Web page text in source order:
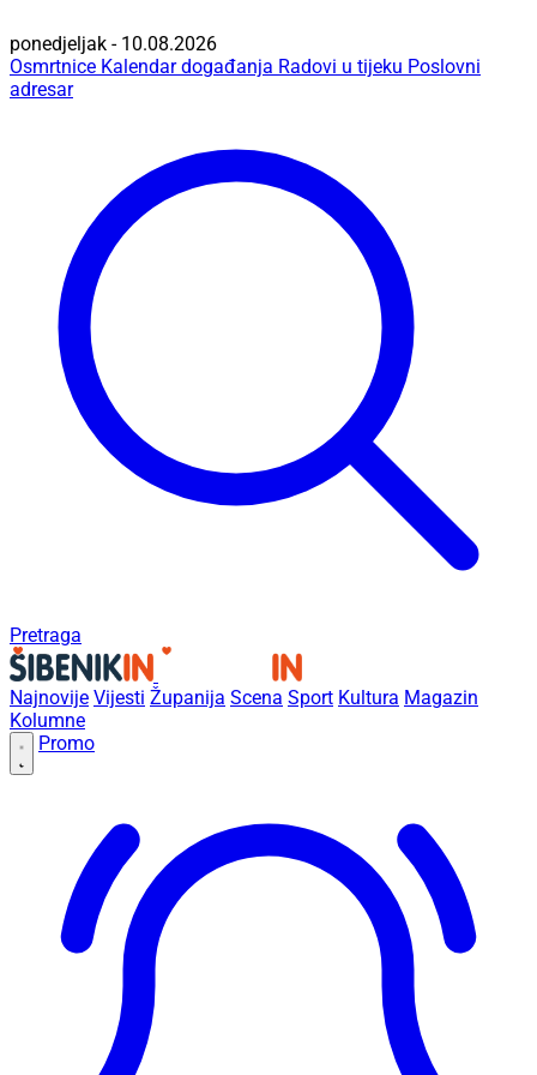
ponedjeljak - 10.08.2026
Osmrtnice Kalendar događanja Radovi u tijeku Poslovni
adresar
Pretraga
Najnovije Vijesti Županija Scena Sport Kultura Magazin
Kolumne
Promo